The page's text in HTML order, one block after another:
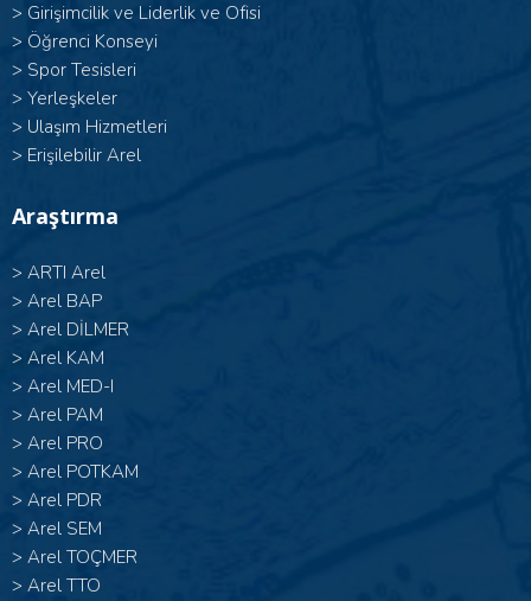
> Girişimcilik ve Liderlik ve Ofisi
> Öğrenci Konseyi
> Spor Tesisleri
> Yerleşkeler
> Ulaşım Hizmetleri
> Erişilebilir Arel
Araştırma
> ARTI Arel
> Arel BAP
> Arel DİLMER
> Arel KAM
> Arel MED-I
> Arel PAM
> Arel PRO
> Arel POTKAM
> Arel PDR
> Arel SEM
> Arel TOÇMER
> Arel TTO